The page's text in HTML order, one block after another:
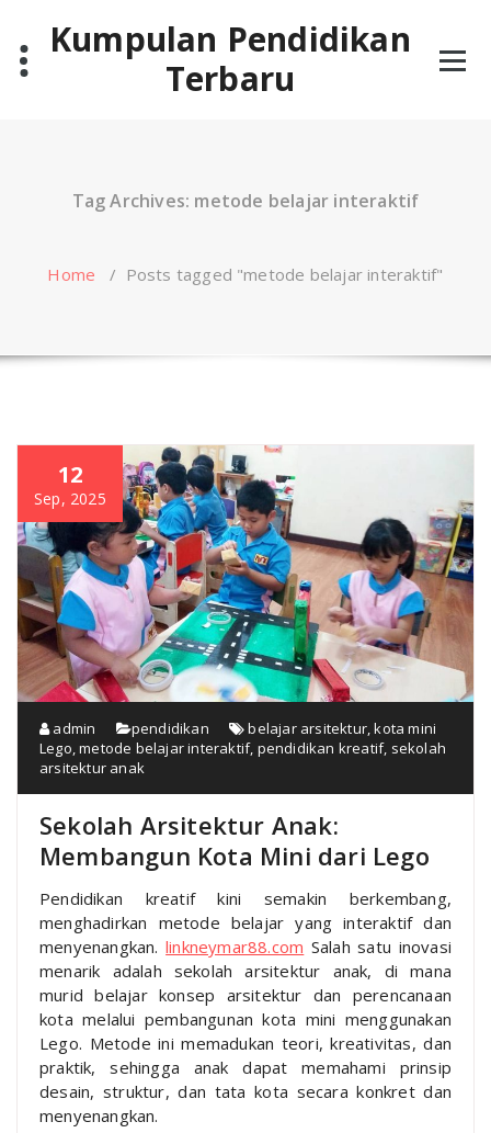
contentKumpulan Pendidikan
Terbaru
Tag Archives: metode belajar interaktif
Home / Posts tagged "metode belajar interaktif"
12
Sep, 2025
admin pendidikan belajar arsitektur ,kota mini
Lego ,metode belajar interaktif, pendidikan kreatif, sekolah
arsitektur anak
Sekolah Arsitektur Anak:
Membangun Kota Mini dari Lego
Pendidikan kreatif kini semakin berkembang,
menghadirkan metode belajar yang interaktif dan
menyenangkan.linkneymar88.com Salah satu inovasi
menarik adalah sekolah arsitektur anak, di mana
murid belajar konsep arsitektur dan perencanaan
kota melalui pembangunan kota mini menggunakan
Lego. Metode ini memadukan teori, kreativitas, dan
praktik, sehingga anak dapat memahami prinsip
desain, struktur, dan tata kota secara konkret dan
menyenangkan.